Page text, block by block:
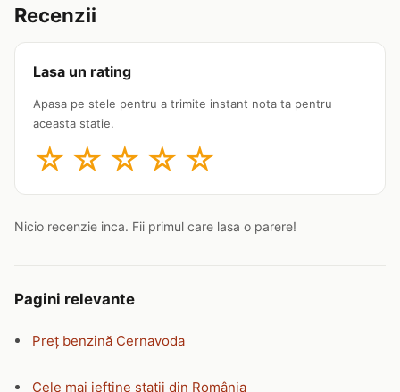
Recenzii
Lasa un rating
Apasa pe stele pentru a trimite instant nota ta pentru
aceasta statie.
☆ ☆ ☆ ☆ ☆
Nicio recenzie inca. Fii primul care lasa o parere!
Pagini relevante
Preț benzină Cernavoda
Cele mai ieftine stații din România